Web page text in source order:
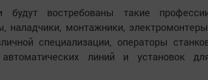
будут востребованы такие
наладчики, монтажники,
специализации, операторы
линий и установок